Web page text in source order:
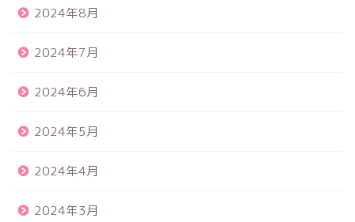
2024年8月
2024年7月
2024年6月
2024年5月
2024年4月
2024年3月